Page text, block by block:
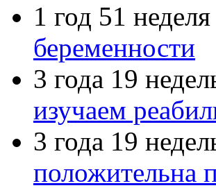
1 год 51
беременности
3 года 19
изучаем
3 года 19
положительна